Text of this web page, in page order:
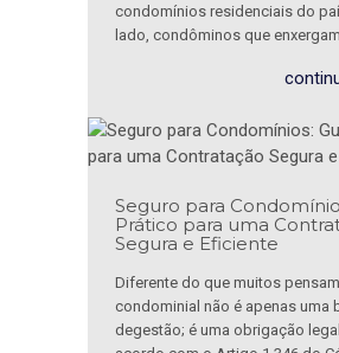
condomínios residenciais do
lado, condôminos que enxergam
Seguro para
Prático para uma
Segura e Eficiente
Diferente do que muitos
condominial não é apenas uma
degestão; é uma obrigação